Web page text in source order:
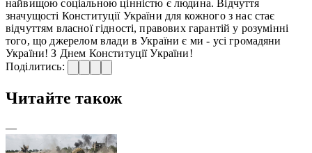
найвищою соціальною цінністю є людина. Відчуття
значущості Конституції України для кожного з нас стає
відчуттям власної гідності, правових гарантій у розумінні
того, що джерелом влади в України є ми - усі громадяни
України! З Днем Конституції України!
Поділитись:
Читайте також
—